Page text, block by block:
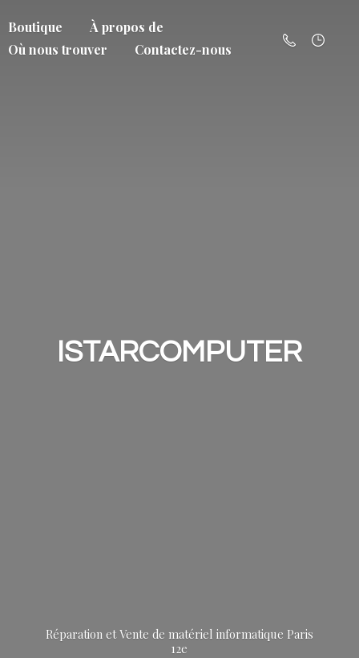
Boutique
À propos de
Où nous trouver
Contactez-nous
ISTARCOMPUTER
Réparation et Vente de matériel informatique Paris
12e